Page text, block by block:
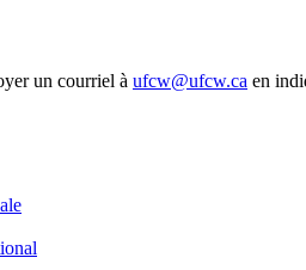
un courriel à ufcw@ufcw.ca en